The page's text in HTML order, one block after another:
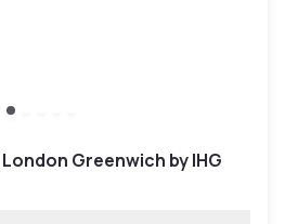
Greenwich by IHG